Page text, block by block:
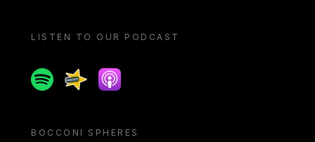
LISTEN TO OUR PODCAST
SpotifySpreakerApple podcast
BOCCONI SPHERES